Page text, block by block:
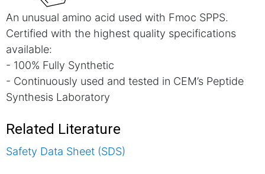
An unusual amino acid used with Fmoc SPPS.
Certified with the highest quality specifications
available:
- 100% Fully Synthetic
- Continuously used and tested in CEM’s Peptide
Synthesis Laboratory
Related Literature
Safety Data Sheet (SDS)